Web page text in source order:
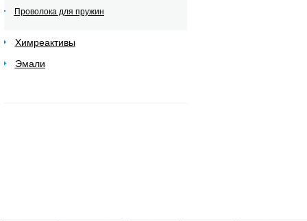
Проволока для пружин
Химреактивы
Эмали